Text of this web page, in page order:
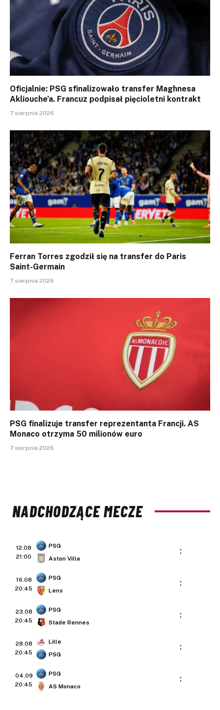
Oficjalnie: PSG sfinalizowało transfer Maghnesa
Akliouche’a. Francuz podpisał pięcioletni kontrakt
7 sierpnia 2026
Ferran Torres zgodził się na transfer do Paris
Saint-Germain
7 sierpnia 2026
PSG finalizuje transfer reprezentanta Francji. AS
Monaco otrzyma 50 milionów euro
7 sierpnia 2026
NADCHODZĄCE MECZE
12.08
21:00
PSG
Aston Villa
:
16.08
20:45
PSG
Lens
:
23.08
20:45
PSG
Stade Rennes
:
28.08
20:45
Lille
PSG
:
04.09
20:45
PSG
AS Monaco
: